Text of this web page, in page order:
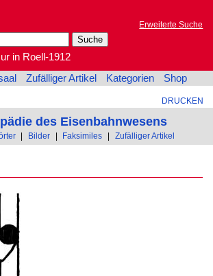
Erweiterte Suche
in Roell-1912
Zufälliger Artikel Kategorien Shop
DRUCKEN
des Eisenbahnwesens
Bilder Faksimiles Zufälliger Artikel